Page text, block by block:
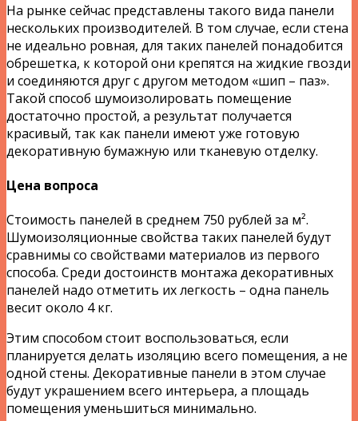
На рынке сейчас представлены такого вида панели
нескольких производителей. В том случае, если стена
не идеально ровная, для таких панелей понадобится
обрешетка, к которой они крепятся на жидкие гвозди
и соединяются друг с другом методом «шип – паз».
Такой способ шумоизолировать помещение
достаточно простой, а результат получается
красивый, так как панели имеют уже готовую
декоративную бумажную или тканевую отделку.
Цена вопроса
Стоимость панелей в среднем 750 рублей за м².
Шумоизоляционные свойства таких панелей будут
сравнимы со свойствами материалов из первого
способа. Среди достоинств монтажа декоративных
панелей надо отметить их легкость – одна панель
весит около 4 кг.
Этим способом стоит воспользоваться, если
планируется делать изоляцию всего помещения, а не
одной стены. Декоративные панели в этом случае
будут украшением всего интерьера, а площадь
помещения уменьшиться минимально.